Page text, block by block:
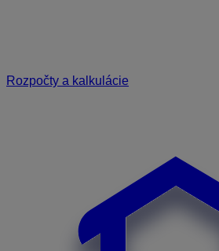
Rozpočty a kalkulácie